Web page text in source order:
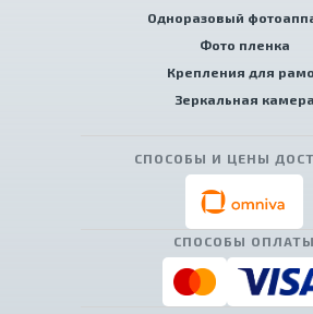
Одноразовый
Фото пленка
Крепления для
Зеркальная камера
СПОСОБЫ И ЦЕНЫ
СПОСОБЫ ОПЛАТЫ